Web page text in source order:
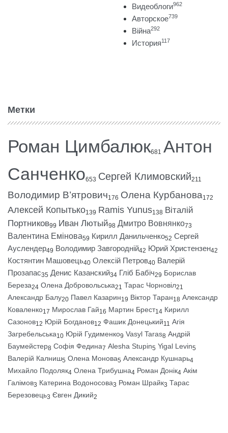
Видеоблоги962
Авторское739
Війна292
История117
Метки
Роман Цимбалюк681 Антон
Санченко653 Сергей Климовский211
Володимир В’ятрович176 Олена Курбанова172
Алексей Копытько139 Ramis Yunus138 Віталій
Портников99 Иван Лютый98 Дмитро Вовнянко73
Валентина Емінова59 Кирилл Данильченко52 Сергей
Ауслендер49 Володимир Завгородній42 Юрий Христензен42
Костянтин Машовець40 Олексій Петров40 Валерій
Прозапас35 Денис Казанский34 Гліб Бабіч29 Борислав
Береза24 Олена Добровольська21 Тарас Чорновіл21
Александр Балу20 Павел Казарин19 Віктор Таран18 Александр
Коваленко17 Мирослав Гай16 Мартин Брест14 Кирилл
Сазонов12 Юрій Богданов12 Фашик Донецький11 Агія
Загребельська10 Юрій Гудименко9 Vasyl Taras8 Андрій
Баумейстер8 Софія Федина7 Alesha Stupin5 Yigal Levin5
Валерій Калниш5 Олена Монова5 Александр Кушнарь4
Михайло Подоляк4 Олена Трибушна4 Роман Донік4 Акім
Галімов3 Катерина Водоносова3 Роман Шрайк3 Тарас
Березовець3 Євген Дикий2